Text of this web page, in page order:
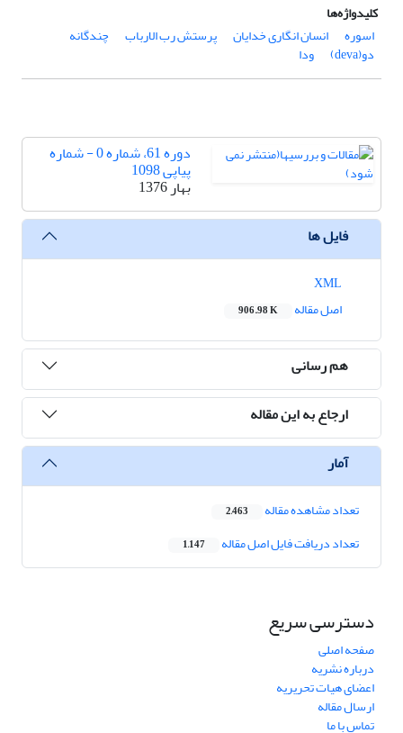
کلیدواژه‌ها
اسوره
انسان انگاری خدایان پرستش رب الارباب چندگانه
دو(deva) ودا
دوره 61، شماره 0 - شماره
پیاپی 1098
بهار 1376
فایل ها
اصل مقاله
906.98 K
هم رسانی
ارجاع به این مقاله
آمار
تعداد مشاهده مقاله 2,463
تعداد دریافت فایل اصل مقاله 1,147
دسترسی سریع
صفحه اصلی
درباره نشریه
اعضای هیات تحریریه
ارسال مقاله
تماس با ما